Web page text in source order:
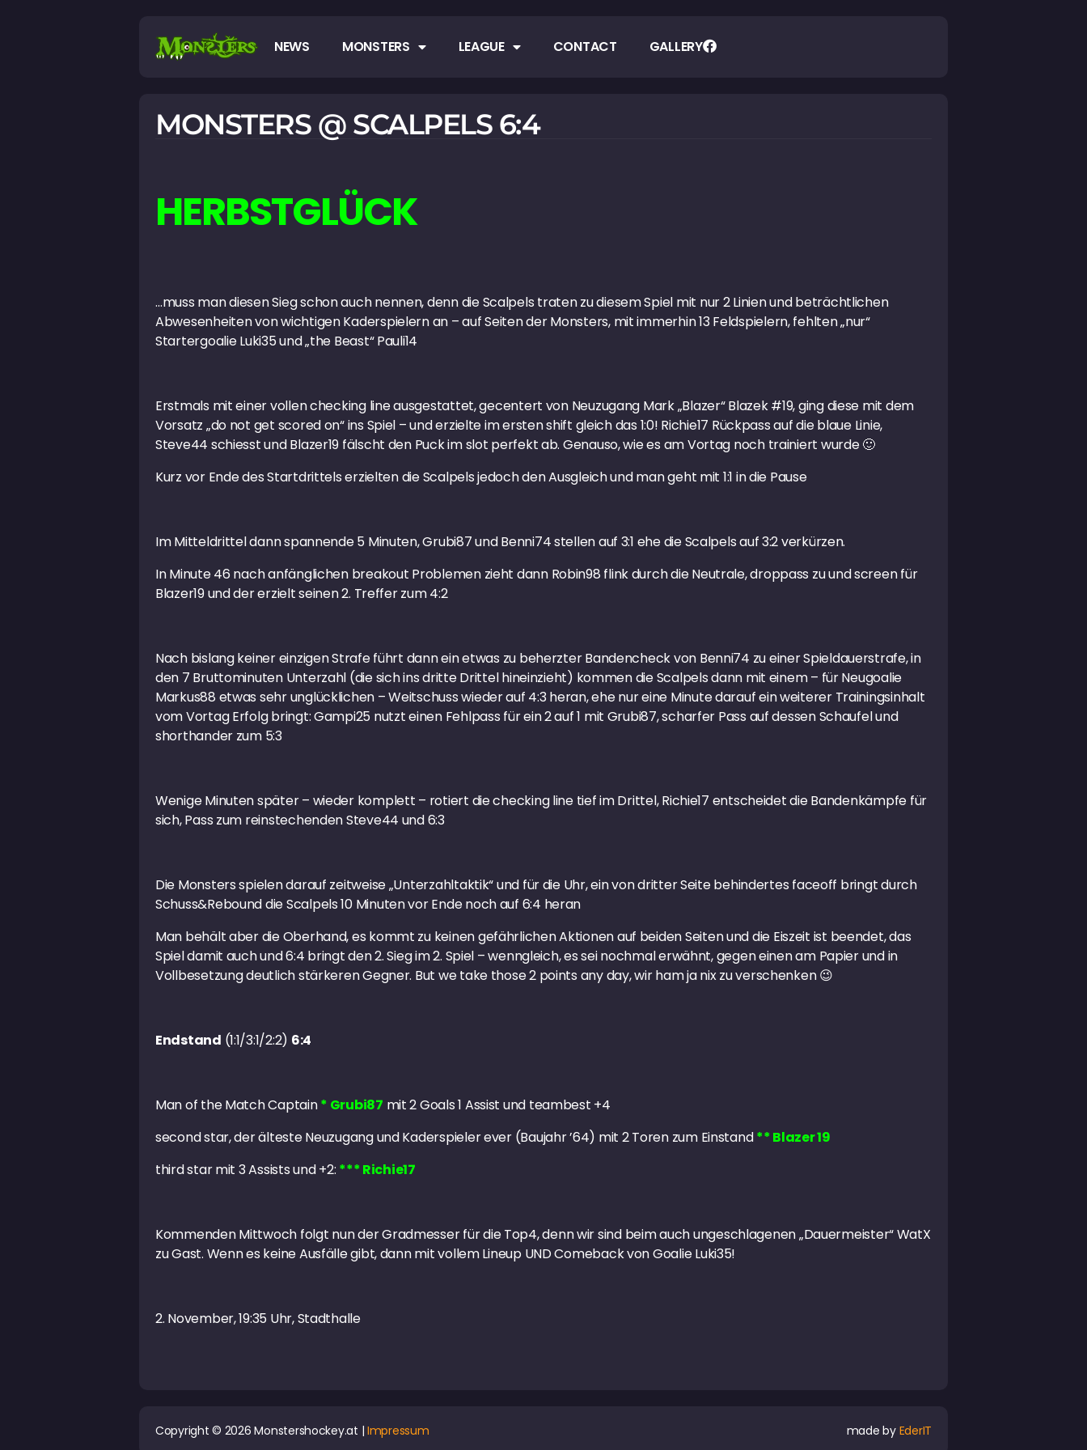
NEWS MONSTERS LEAGUE CONTACT GALLERY
MONSTERS @ SCALPELS 6:4
HERBSTGLÜCK
…muss man diesen Sieg schon auch nennen, denn die Scalpels traten zu diesem Spiel mit nur 2 Linien und beträchtlichen
Abwesenheiten von wichtigen Kaderspielern an – auf Seiten der Monsters, mit immerhin 13 Feldspielern, fehlten „nur“
Startergoalie Luki35 und „the Beast“ Pauli14
Erstmals mit einer vollen checking line ausgestattet, gecentert von Neuzugang Mark „Blazer“ Blazek #19, ging diese mit dem
Vorsatz „do not get scored on“ ins Spiel – und erzielte im ersten shift gleich das 1:0! Richie17 Rückpass auf die blaue Linie,
Steve44 schiesst und Blazer19 fälscht den Puck im slot perfekt ab. Genauso, wie es am Vortag noch trainiert wurde 🙂
Kurz vor Ende des Startdrittels erzielten die Scalpels jedoch den Ausgleich und man geht mit 1:1 in die Pause
Im Mitteldrittel dann spannende 5 Minuten, Grubi87 und Benni74 stellen auf 3:1 ehe die Scalpels auf 3:2 verkürzen.
In Minute 46 nach anfänglichen breakout Problemen zieht dann Robin98 flink durch die Neutrale, droppass zu und screen für
Blazer19 und der erzielt seinen 2. Treffer zum 4:2
Nach bislang keiner einzigen Strafe führt dann ein etwas zu beherzter Bandencheck von Benni74 zu einer Spieldauerstrafe, in
den 7 Bruttominuten Unterzahl (die sich ins dritte Drittel hineinzieht) kommen die Scalpels dann mit einem – für Neugoalie
Markus88 etwas sehr unglücklichen – Weitschuss wieder auf 4:3 heran, ehe nur eine Minute darauf ein weiterer Trainingsinhalt
vom Vortag Erfolg bringt: Gampi25 nutzt einen Fehlpass für ein 2 auf 1 mit Grubi87, scharfer Pass auf dessen Schaufel und
shorthander zum 5:3
Wenige Minuten später – wieder komplett – rotiert die checking line tief im Drittel, Richie17 entscheidet die Bandenkämpfe für
sich, Pass zum reinstechenden Steve44 und 6:3
Die Monsters spielen darauf zeitweise „Unterzahltaktik“ und für die Uhr, ein von dritter Seite behindertes faceoff bringt durch
Schuss&Rebound die Scalpels 10 Minuten vor Ende noch auf 6:4 heran
Man behält aber die Oberhand, es kommt zu keinen gefährlichen Aktionen auf beiden Seiten und die Eiszeit ist beendet, das
Spiel damit auch und 6:4 bringt den 2. Sieg im 2. Spiel – wenngleich, es sei nochmal erwähnt, gegen einen am Papier und in
Vollbesetzung deutlich stärkeren Gegner. But we take those 2 points any day, wir ham ja nix zu verschenken 😉
Endstand (1:1/3:1/2:2) 6:4
Man of the Match Captain* Grubi87 mit 2 Goals 1 Assist und teambest +4
second star, der älteste Neuzugang und Kaderspieler ever (Baujahr ’64) mit 2 Toren zum Einstand** Blazer 19
third star mit 3 Assists und +2: *** Richie17
Kommenden Mittwoch folgt nun der Gradmesser für die Top4, denn wir sind beim auch ungeschlagenen „Dauermeister“ WatX
zu Gast. Wenn es keine Ausfälle gibt, dann mit vollem Lineup UND Comeback von Goalie Luki35!
2. November, 19:35 Uhr, Stadthalle
Copyright © 2026 Monstershockey.at |Impressum made by EderIT